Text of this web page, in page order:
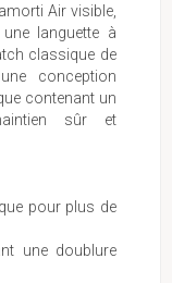
Air visible,
languette à
classique de
conception
contenant un
sûr et
pour plus de
une doublure